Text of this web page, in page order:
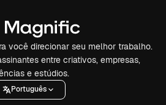
você direcionar seu melhor trabalho.
entre criativos, empresas,
e estúdios.
Português